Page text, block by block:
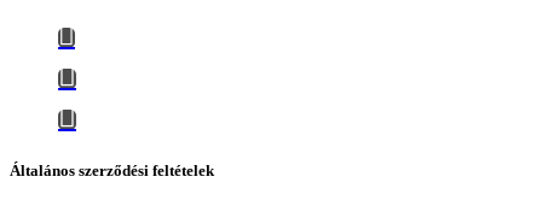
Általános szerződési feltételek